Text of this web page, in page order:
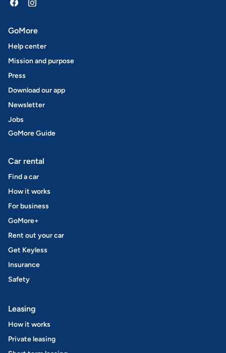
GoMore
Help center
Mission and purpose
Press
Download our app
Newsletter
Jobs
GoMore Guide
Car rental
Find a car
How it works
For business
GoMore+
Rent out your car
Get Keyless
Insurance
Safety
Leasing
How it works
Private leasing